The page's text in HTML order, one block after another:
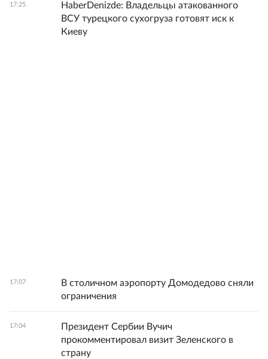
17:25
HaberDenizde: Владельцы атакованного
ВСУ турецкого сухогруза готовят иск к
Киеву
17:07
В столичном аэропорту Домодедово сняли
ограничения
17:04
Президент Сербии Вучич
прокомментировал визит Зеленского в
страну